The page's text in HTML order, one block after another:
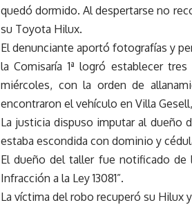
quedó dormido. Al despertarse no
su Toyota Hilux.
El denunciante aportó fotografías y
la Comisaría 1ª logró establecer
miércoles, con la orden de
encontraron el vehículo en Villa
La justicia dispuso imputar al dueño
estaba escondida con dominio y
El dueño del taller fue notificado de
Infracción a la Ley 13081”.
La víctima del robo recuperó su Hilux